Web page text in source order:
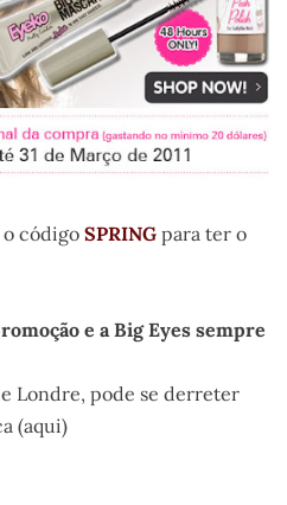
o código SPRING para ter o
e a Big Eyes sempre
Londre, pode se derreter
(aqui)